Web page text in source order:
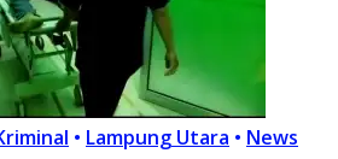
• Lampung Utara • News